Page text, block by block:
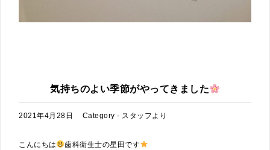
気持ちのよい季節がやってきました
2021年4月28日 Category - スタッフより
こんにちは
歯科衛生士の星田です